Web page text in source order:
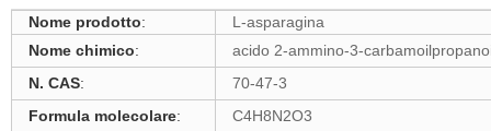
Nome prodotto:
L-asparagina
Nome chimico:
acido 2-ammino-3-
N. CAS:
70-47-3
Formula molecolare: C4H8N2O3